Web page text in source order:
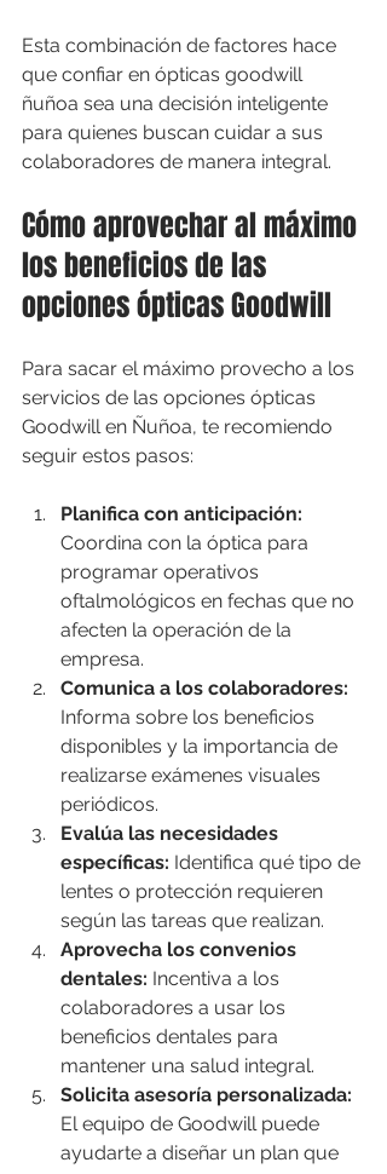
Esta combinación de factores hace
que confiar en ópticas goodwill
ñuñoa sea una decisión inteligente
para quienes buscan cuidar a sus
colaboradores de manera integral.
Cómo aprovechar al máximo
los beneficios de las
opciones ópticas Goodwill
Para sacar el máximo provecho a los
servicios de las opciones ópticas
Goodwill en Ñuñoa, te recomiendo
seguir estos pasos:
Planifica con anticipación:
Coordina con la óptica para
programar operativos
oftalmológicos en fechas que no
afecten la operación de la
empresa.
Comunica a los colaboradores:
Informa sobre los beneficios
disponibles y la importancia de
realizarse exámenes visuales
periódicos.
Evalúa las necesidades
específicas: Identifica qué tipo de
lentes o protección requieren
según las tareas que realizan.
Aprovecha los convenios
dentales: Incentiva a los
colaboradores a usar los
beneficios dentales para
mantener una salud integral.
Solicita asesoría personalizada:
El equipo de Goodwill puede
ayudarte a diseñar un plan que